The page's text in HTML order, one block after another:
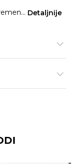
... Detaljnije